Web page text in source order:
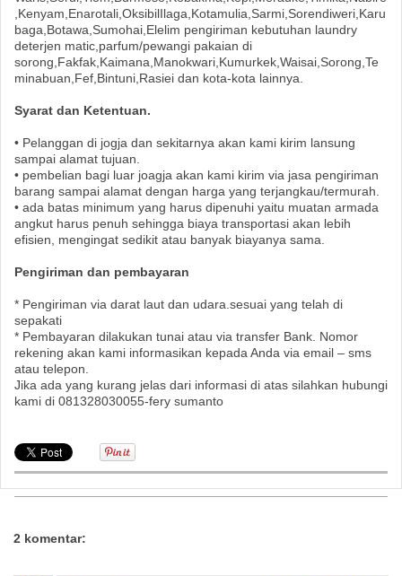
,Kenyam,Enarotali,OksibilIlaga,Kotamulia,Sarmi,Sorendiweri,Karu
baga,Botawa,Sumohai,Elelim pengiriman kebutuhan laundry
deterjen matic,parfum/pewangi pakaian di
sorong,Fakfak,Kaimana,Manokwari,Kumurkek,Waisai,Sorong,Te
minabuan,Fef,Bintuni,Rasiei dan kota-kota lainnya.
Syarat dan Ketentuan.
• Pelanggan di jogja dan sekitarnya akan kami kirim lansung
sampai alamat tujuan.
• pembelian bagi luar joagja akan kami kirim via jasa pengiriman
barang sampai alamat dengan harga yang terjangkau/termurah.
• ada batas minimum yang harus dipenuhi yaitu muatan armada
angkut harus penuh sehingga biaya transportasi akan lebih
efisien, mengingat sedikit atau banyak biayanya sama.
Pengiriman dan pembayaran
* Pengiriman via darat laut dan udara.sesuai yang telah di
sepakati
* Pembayaran dilakukan tunai atau via transfer Bank. Nomor
rekening akan kami informasikan kepada Anda via email – sms
atau telepon.
Jika ada yang kurang jelas dari informasi di atas silahkan hubungi
kami di 081328030055-fery sumanto
2 komentar: